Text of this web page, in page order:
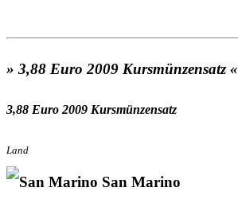
» 3,88 Euro 2009 Kursmünzensatz «
3,88 Euro 2009 Kursmünzensatz
Land
San Marino